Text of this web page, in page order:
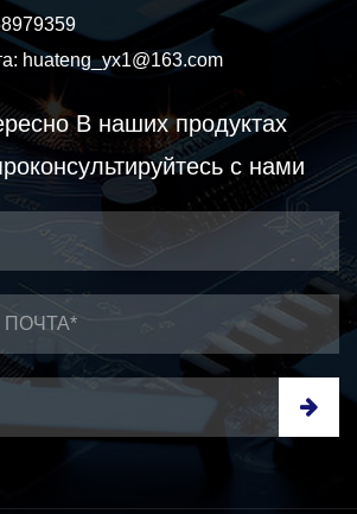
huateng_yx1@163.com
В наших продуктах
с нами